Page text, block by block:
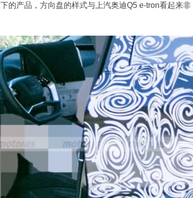
的产品，方向盘的样式与上汽奥迪Q5 e-tron看起来非